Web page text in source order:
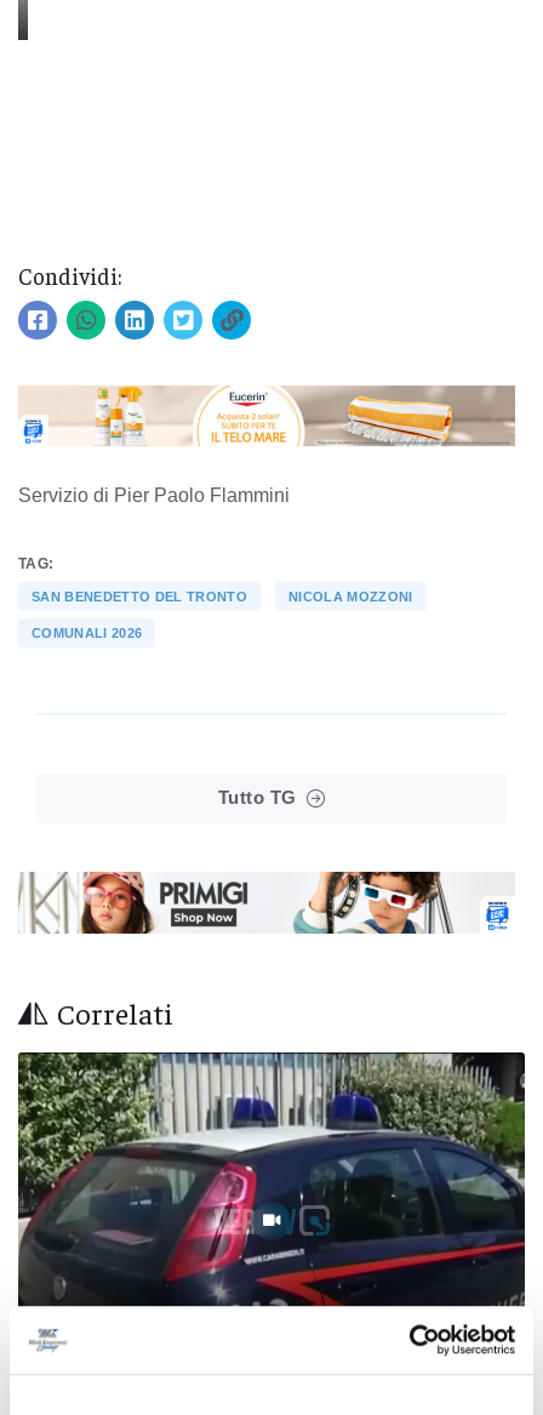
Condividi:
Servizio di Pier Paolo Flammini
TAG:
SAN BENEDETTO DEL TRONTO NICOLA MOZZONI
COMUNALI 2026
Tutto TG
Correlati